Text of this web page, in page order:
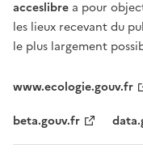
acceslibre a pour
les lieux recevant du
le plus largement
www.ecologie.gouv.fr
beta.gouv.fr